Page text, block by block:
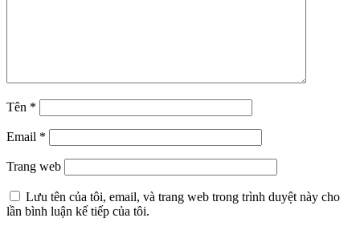
Tên *
Email *
Trang web
Lưu tên của tôi, email, và trang web trong trình duyệt này cho
lần bình luận kế tiếp của tôi.